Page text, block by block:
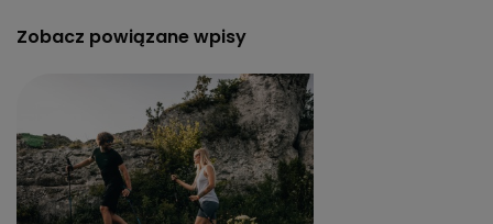
Zobacz powiązane wpisy